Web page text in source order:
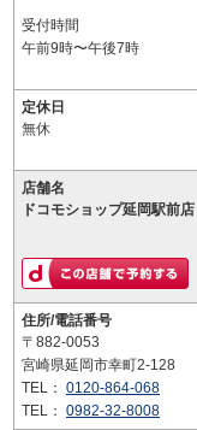
受付時間
午前9時〜午後7時
定休日
無休
店舗名
ドコモショップ延岡駅前店
住所/電話番号
〒882-0053
宮崎県延岡市幸町2-128
TEL： 0120-864-068
TEL： 0982-32-8008